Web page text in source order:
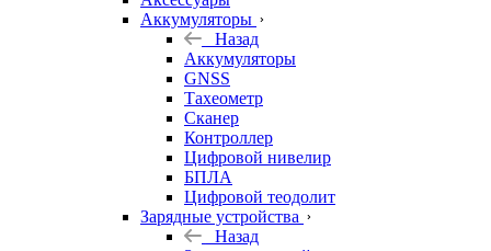
Аккумуляторы
Назад
Аккумуляторы
GNSS
Тахеометр
Сканер
Контроллер
Цифровой нивелир
БПЛА
Цифровой теодолит
Зарядные устройства
Назад